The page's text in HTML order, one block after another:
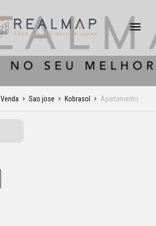
Venda Sao jose Kobrasol Apartamento